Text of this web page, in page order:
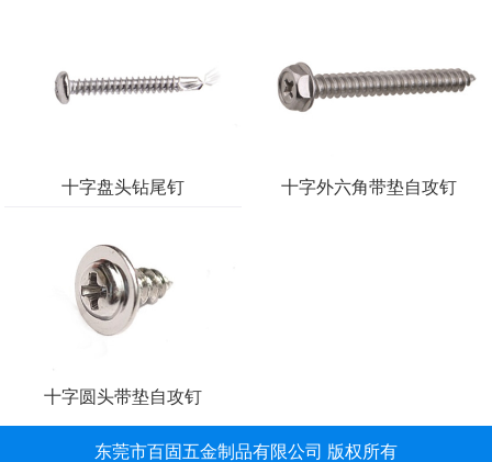
十字盘头钻尾钉 十字外六角带垫自攻钉
十字圆头带垫自攻钉
东莞市百固五金制品有限公司 版权所有